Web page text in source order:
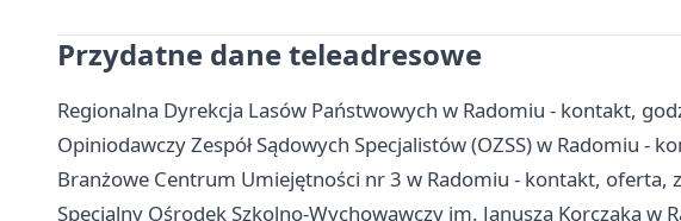
Przydatne dane teleadresowe
Regionalna Dyrekcja Lasów Państwowych w Radomiu - kontakt,
Opiniodawczy Zespół Sądowych Specjalistów (OZSS) w Radomiu -
Branżowe Centrum Umiejętności nr 3 w Radomiu - kontakt, oferta,
Specjalny Ośrodek Szkolno-Wychowawczy im. Janusza Korczaka